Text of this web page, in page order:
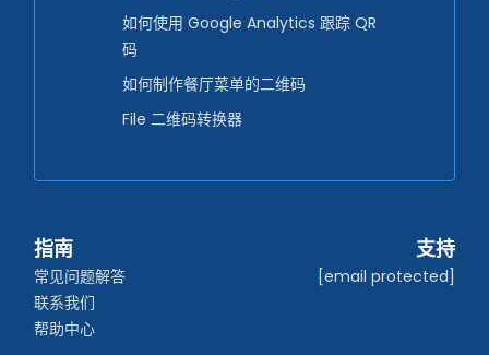
如何使用 Google Analytics 跟踪 QR
码
如何制作餐厅菜单的二维码
File 二维码转换器
指南
常见问题解答
联系我们
帮助中心
支持
[email protected]